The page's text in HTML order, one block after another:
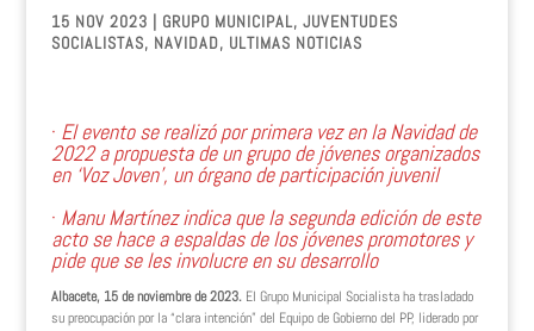
15 NOV 2023 | GRUPO MUNICIPAL, JUVENTUDES
SOCIALISTAS, NAVIDAD, ULTIMAS NOTICIAS
· El evento se realizó por primera vez en la Navidad de
2022 a propuesta de un grupo de jóvenes organizados
en ‘Voz Joven’, un órgano de participación juvenil
· Manu Martínez indica que la segunda edición de este
acto se hace a espaldas de los jóvenes promotores y
pide que se les involucre en su desarrollo
Albacete, 15 de noviembre de 2023.El Grupo Municipal Socialista ha trasladado
su preocupación por la “clara intención” del Equipo de Gobierno del PP, liderado por